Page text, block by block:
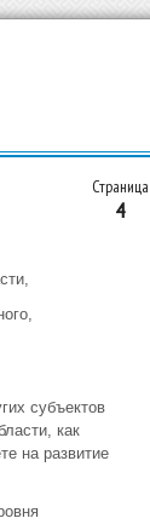
Страница
4
субъектов
как
на развитие